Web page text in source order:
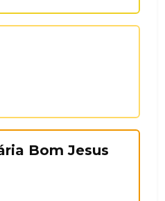
Bom Jesus